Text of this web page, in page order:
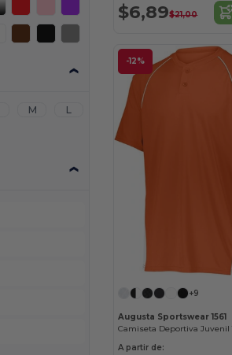
M
L
$6,89$21,00
-12%
+9
Augusta Sportswear 1561
A partir de: